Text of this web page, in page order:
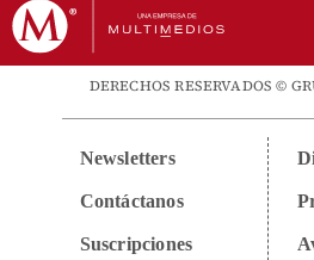
DERECHOS RESERVADOS ©
Newsletters
Contáctanos
Suscripciones